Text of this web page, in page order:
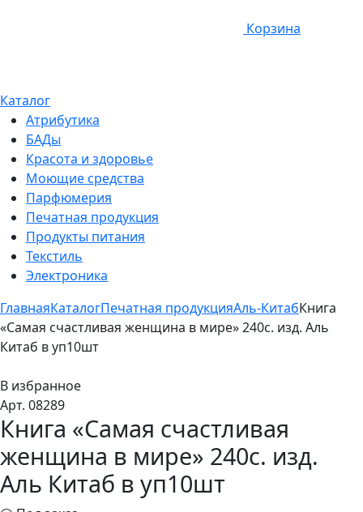
Корзина
Каталог
Атрибутика
БАДы
Красота и здоровье
Моющие средства
Парфюмерия
Печатная продукция
Продукты питания
Текстиль
Электроника
ГлавнаяКаталогПечатная продукцияАль-КитабКнига
«Самая счастливая женщина в мире» 240с. изд. Аль
Китаб в уп10шт
В избранное
Арт. 08289
Книга «Самая счастливая
женщина в мире» 240с. изд.
Аль Китаб в уп10шт